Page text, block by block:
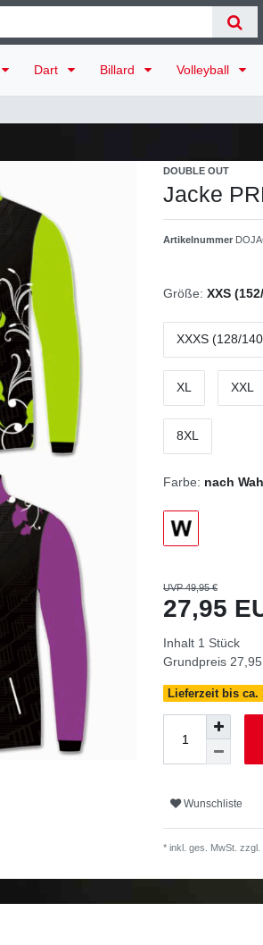
Dart Billard Volleyball
DOUBLE OUT
Jacke
Artikelnummer
Größe: XXS
XXXS (128/
XL XXL
8XL
Farbe: nach
UVP 49,95 €
27,95
Inhalt 1 Stück
Grundpreis
Lieferzeit bis ca.
Wunschliste
* inkl. ges. MwSt. zzgl.